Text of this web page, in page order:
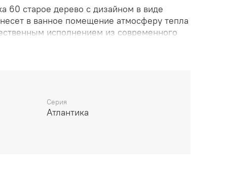
60 старое дерево с дизайном в виде
в ванное помещение атмосферу тепла
исполнением из современного
Серия
Атлантика